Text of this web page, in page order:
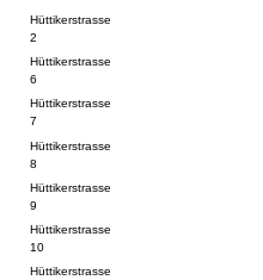
Hüttikerstrasse
2
Hüttikerstrasse
6
Hüttikerstrasse
7
Hüttikerstrasse
8
Hüttikerstrasse
9
Hüttikerstrasse
10
Hüttikerstrasse